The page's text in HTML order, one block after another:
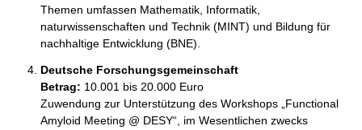
Themen umfassen Mathematik, Informatik,
naturwissenschaften und Technik (MINT) und Bildung für
nachhaltige Entwicklung (BNE).
Deutsche Forschungsgemeinschaft
Betrag: 10.001 bis 20.000 Euro
Zuwendung zur Unterstützung des Workshops „Functional
Amyloid Meeting @ DESY“, im Wesentlichen zwecks